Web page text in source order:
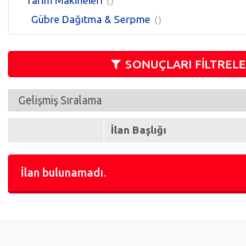
Gübre Dağıtma & Serpme ()
SONUÇLARI FİLTRELE
İlan Başlığı
İlan bulunamadı.